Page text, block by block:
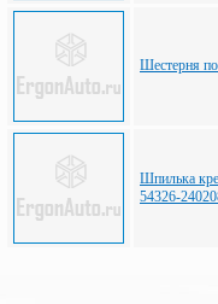
Шестерня
Шпилька
54326-